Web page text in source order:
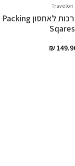
שיתוף
Travelon
סט 3 ארגוניות רכות לאחסון Packing
Sqares